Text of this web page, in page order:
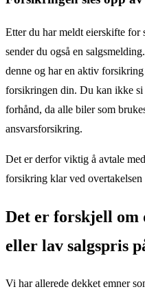
Etter du har meldt eierskifte for
sender du også en
denne og har en aktiv
forsikringen din. Du kan ikke
forhånd, da alle biler som
ansvarsforsikring.
Det er derfor viktig å avtale
forsikring klar ved overtakelsen
Det er forskjell om
eller lav salgspris
Vi har allerede dekket emner